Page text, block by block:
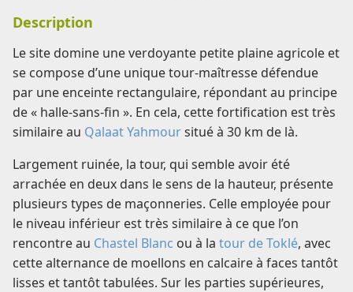
Description
Le site domine une verdoyante petite plaine agricole et
se compose d’une unique tour-maîtresse défendue
par une enceinte rectangulaire, répondant au principe
de « halle-sans-fin ». En cela, cette fortification est très
similaire au Qalaat Yahmoursitué à 30 km de là.
Largement ruinée, la tour, qui semble avoir été
arrachée en deux dans le sens de la hauteur, présente
plusieurs types de maçonneries. Celle employée pour
le niveau inférieur est très similaire à ce que l’on
rencontre au Chastel Blanc ou à la tour de Toklé, avec
cette alternance de moellons en calcaire à faces tantôt
lisses et tantôt tabulées. Sur les parties supérieures,